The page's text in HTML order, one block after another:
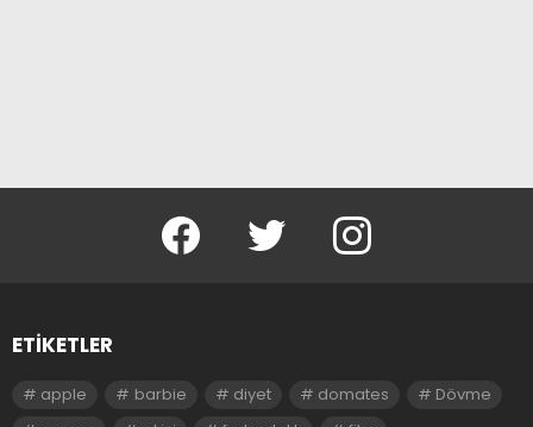
facebook twitter instagram
ETIKETLER
apple barbie diyet domates
Dövme